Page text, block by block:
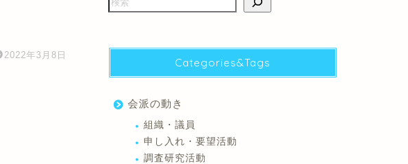
2022年3月8日
Categories&Tags
会派の動き
組織・議員
申し入れ・要望活動
調査研究活動